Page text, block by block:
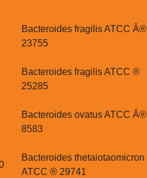
Bacteroides fragilis ATCC Â®
23755
Bacteroides fragilis ATCC ®
25285
Bacteroides ovatus ATCC Â®
8583
Bacteroides thetaiotaomicron
ATCC ® 29741